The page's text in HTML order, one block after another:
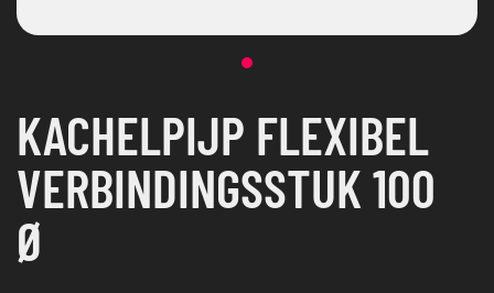
KACHELPIJP FLEXIBEL
VERBINDINGSSTUK 100
Ø